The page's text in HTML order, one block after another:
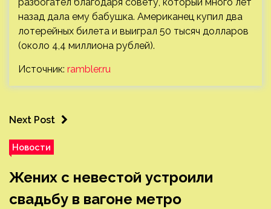
разбогател благодаря совету, который много лет
назад дала ему бабушка. Американец купил два
лотерейных билета и выиграл 50 тысяч долларов
(около 4,4 миллиона рублей).
Источник: rambler.ru
Next Post
Новости
Жених с невестой устроили
свадьбу в вагоне метро